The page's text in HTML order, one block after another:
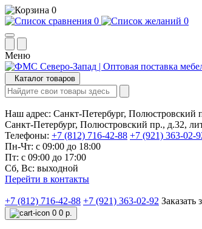
0
0
0
Меню
Каталог товаров
Наш адрес: Санкт-Петербург, Полюстровский
Санкт-Петербург, Полюстровский пр., д.32,
Телефоны: +7 (812) 716-42-88 +7 (921) 363-02-
Пн-Чт: с 09:00 до 18:00
Пт: с 09:00 до 17:00
Сб, Вс: выходной
Перейти в контакты
+7 (812) 716-42-88 +7 (921) 363-02-92 Заказать
0 0 р.